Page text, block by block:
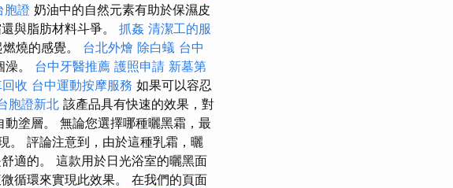
胞證 奶油中的自然元素有助於保濕皮
與脂肪材料斗爭。 抓姦 清潔工的服
燒的感覺。 台北外燴 除白蟻 台中
。 台中牙醫推薦 護照申請 新墓第
收 台中運動按摩服務 如果可以容忍
胞證新北 該產品具有快速的效果，對
塗層。 無論您選擇哪種曬黑霜，最
。 評論注意到，由於這種乳霜，曬
適的。 這款用於日光浴室的曬黑面
循環來實現此效果。 在我們的頁面